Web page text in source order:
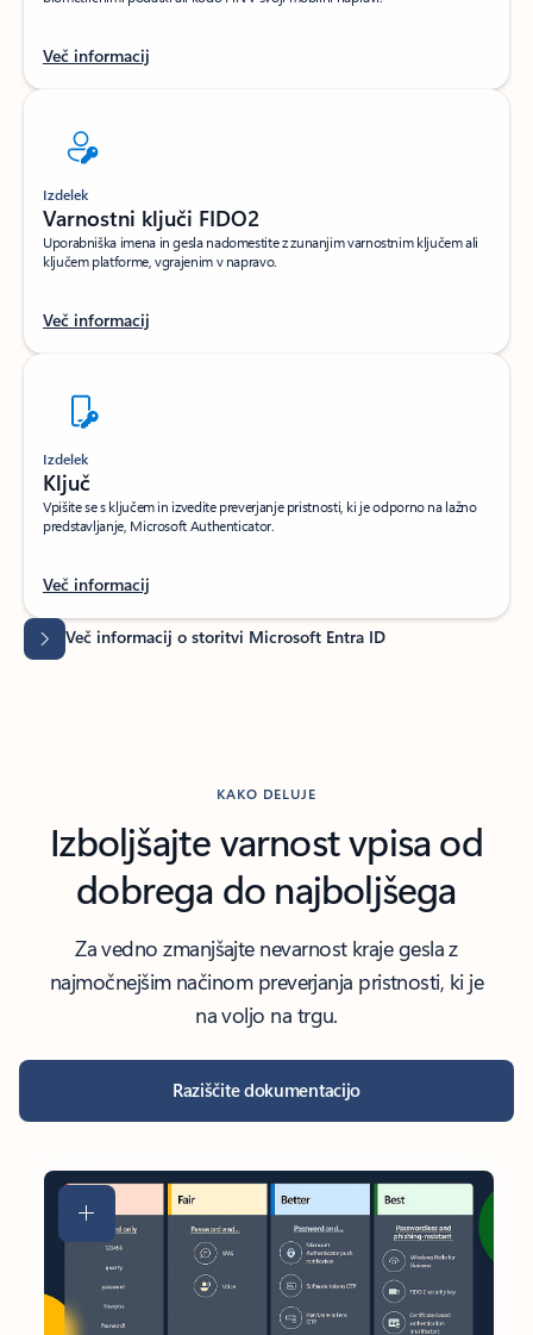
Več informacij
Izdelek
Varnostni ključi FIDO2
Uporabniška imena in gesla nadomestite z zunanjim varnostnim ključem ali
ključem platforme, vgrajenim v napravo.
Več informacij
Izdelek
Ključ
Vpišite se s ključem in izvedite preverjanje pristnosti, ki je odporno na lažno
predstavljanje, Microsoft Authenticator.
Več informacij
Več informacij o storitvi Microsoft Entra ID
KAKO DELUJE
Izboljšajte varnost vpisa od
dobrega do najboljšega
Za vedno zmanjšajte nevarnost kraje gesla z
najmočnejšim načinom preverjanja pristnosti, ki je
na voljo na trgu.
Raziščite dokumentacijo